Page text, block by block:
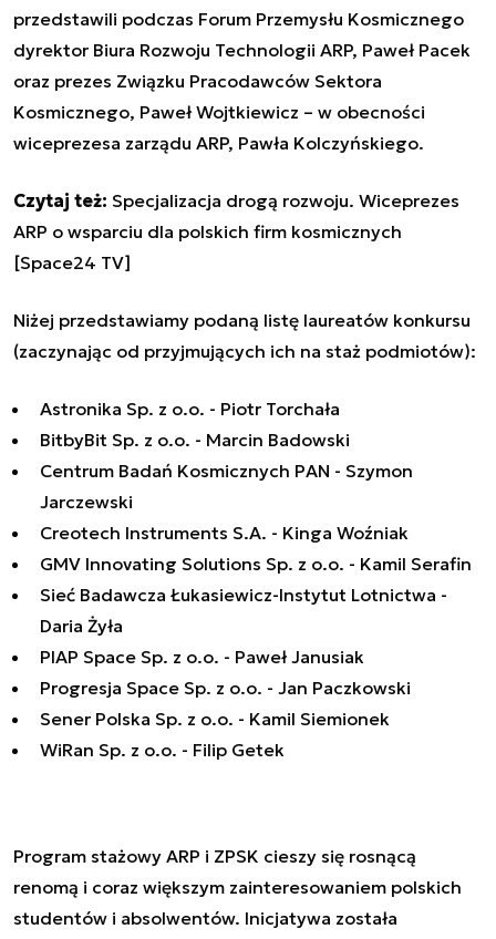
przedstawili podczas Forum Przemysłu Kosmicznego
dyrektor Biura Rozwoju Technologii ARP, Paweł Pacek
oraz prezes Związku Pracodawców Sektora
Kosmicznego, Paweł Wojtkiewicz – w obecności
wiceprezesa zarządu ARP, Pawła Kolczyńskiego.
Czytaj też: Specjalizacja drogą rozwoju. Wiceprezes
ARP o wsparciu dla polskich firm kosmicznych
[Space24 TV]
Niżej przedstawiamy podaną listę laureatów konkursu
(zaczynając od przyjmujących ich na staż podmiotów):
Astronika Sp. z o.o. - Piotr Torchała
BitbyBit Sp. z o.o. - Marcin Badowski
Centrum Badań Kosmicznych PAN - Szymon
Jarczewski
Creotech Instruments S.A. - Kinga Woźniak
GMV Innovating Solutions Sp. z o.o. - Kamil Serafin
Sieć Badawcza Łukasiewicz-Instytut Lotnictwa -
Daria Żyła
PIAP Space Sp. z o.o. - Paweł Janusiak
Progresja Space Sp. z o.o. - Jan Paczkowski
Sener Polska Sp. z o.o. - Kamil Siemionek
WiRan Sp. z o.o. - Filip Getek
Program stażowy ARP i ZPSK cieszy się rosnącą
renomą i coraz większym zainteresowaniem polskich
studentów i absolwentów. Inicjatywa została